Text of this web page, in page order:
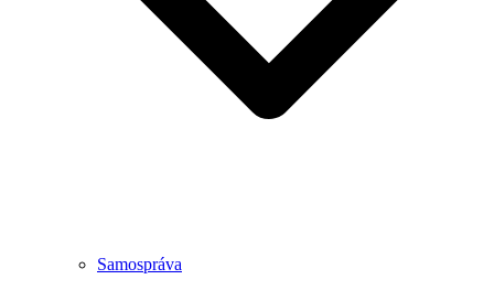
Samospráva